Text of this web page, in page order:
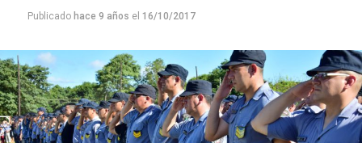
Publicado hace 9 años el 16/10/2017